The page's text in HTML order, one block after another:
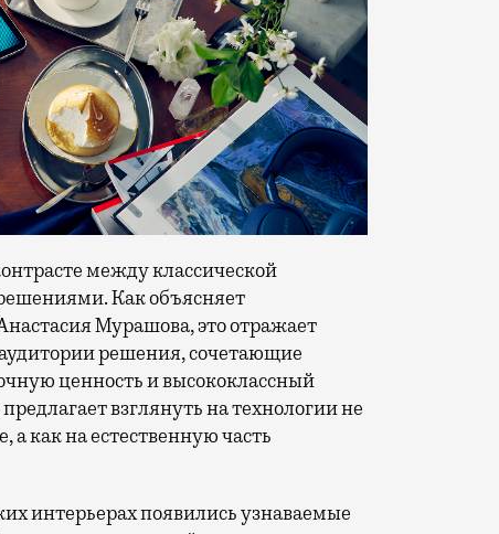
между классической
Как объясняет
Мурашова, это отражает
решения, сочетающие
ценность и высококлассный
взглянуть на технологии не
как на естественную часть
интерьерах появились узнаваемые